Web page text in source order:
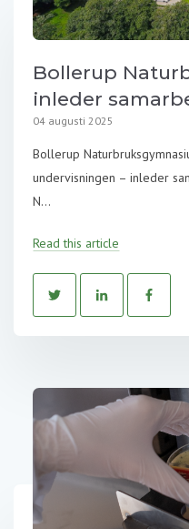
Bollerup
inleder
04 augusti 2025
Bollerup
undervisningen – inleder
N...
Read this article